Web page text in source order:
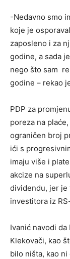
-Nedavno smo
koje je
zaposleno i za
godine, a sada
nego što sam
godine – rekao
PDP za
poreza na
ograničen broj
ići s
imaju više i
akcize na
dividendu, jer je
investitora iz
Ivanić navodi
Klekovači, kao
bilo ništa, kao